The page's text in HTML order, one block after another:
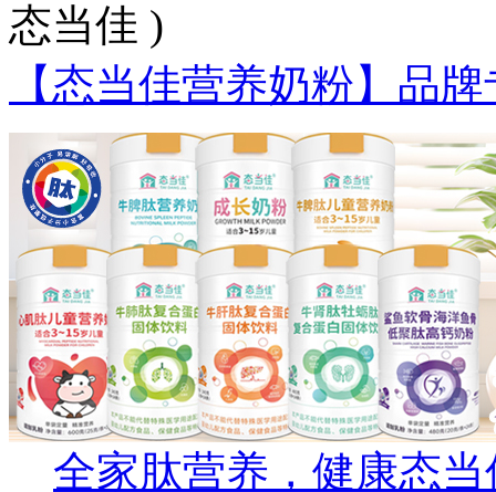
态当佳 )
【态当佳营养奶粉】品
全家肽营养，健康态